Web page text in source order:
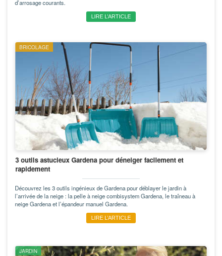
d’arrosage courants.
LIRE L’ARTICLE
BRICOLAGE
3 outils astucieux Gardena pour déneiger facilement et
rapidement
Découvrez les 3 outils ingénieux de Gardena pour déblayer le jardin à
l’arrivée de la neige : la pelle à neige combisystem Gardena, le traîneau à
neige Gardena et l’épandeur manuel Gardena.
LIRE L’ARTICLE
JARDIN